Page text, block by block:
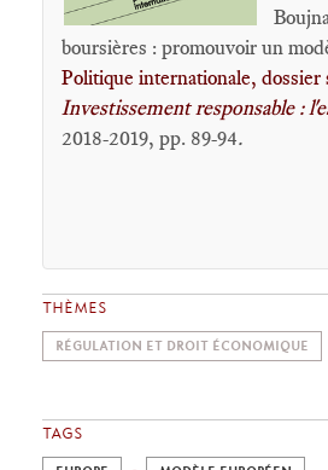
boursières : promouvoir un
Politique internationale, dossier
Investissement responsable :
2018-2019, pp. 89-94.
THÈMES
RÉGULATION ET DROIT ÉCONOMIQUE
TAGS